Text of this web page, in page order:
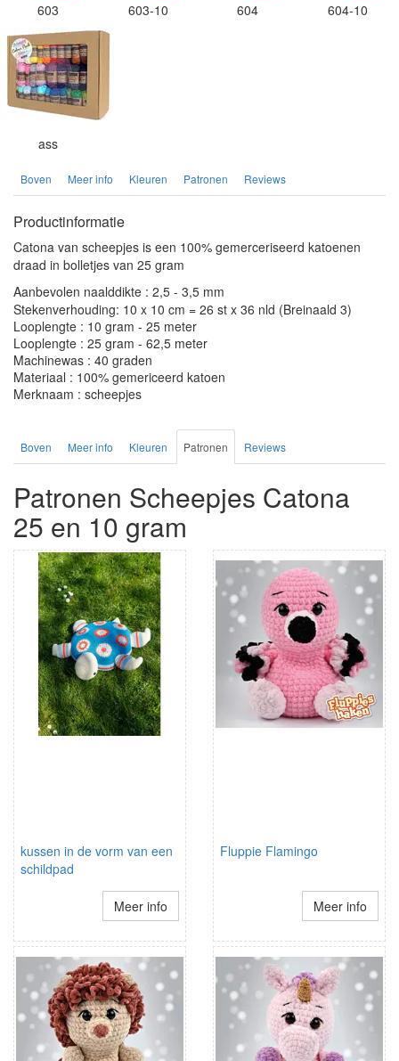
603 603-10 604 604-10
ass
Boven Meer info Kleuren Patronen Reviews
Productinformatie
Catona van scheepjes is een 100% gemerceriseerd katoenen
draad in bolletjes van 25 gram
Aanbevolen naalddikte : 2,5 - 3,5 mm
Stekenverhouding: 10 x 10 cm = 26 st x 36 nld (Breinaald 3)
Looplengte : 10 gram - 25 meter
Looplengte : 25 gram - 62,5 meter
Machinewas : 40 graden
Materiaal : 100% gemericeerd katoen
Merknaam : scheepjes
Boven Meer info Kleuren Patronen Reviews
Patronen Scheepjes Catona
25 en 10 gram
kussen in de vorm van een
schildpad
Meer info
Fluppie Flamingo
Meer info